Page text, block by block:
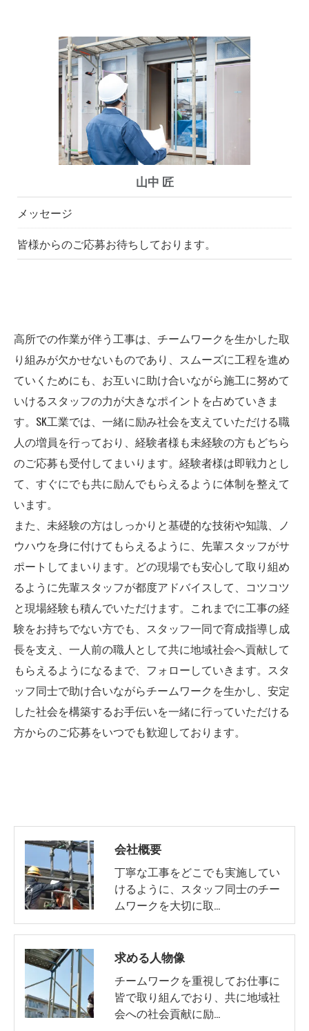
山中 匠
メッセージ
皆様からのご応募お待ちしております。
高所での作業が伴う工事は、チームワークを生かした取
り組みが欠かせないものであり、スムーズに工程を進め
ていくためにも、お互いに助け合いながら施工に努めて
いけるスタッフの力が大きなポイントを占めていきま
す。SK工業では、一緒に励み社会を支えていただける職
人の増員を行っており、経験者様も未経験の方もどちら
のご応募も受付してまいります。経験者様は即戦力とし
て、すぐにでも共に励んでもらえるように体制を整えて
います。
また、未経験の方はしっかりと基礎的な技術や知識、ノ
ウハウを身に付けてもらえるように、先輩スタッフがサ
ポートしてまいります。どの現場でも安心して取り組め
るように先輩スタッフが都度アドバイスして、コツコツ
と現場経験も積んでいただけます。これまでに工事の経
験をお持ちでない方でも、スタッフ一同で育成指導し成
長を支え、一人前の職人として共に地域社会へ貢献して
もらえるようになるまで、フォローしていきます。スタ
ッフ同士で助け合いながらチームワークを生かし、安定
した社会を構築するお手伝いを一緒に行っていただける
方からのご応募をいつでも歓迎しております。
会社概要
丁寧な工事をどこでも実施してい
けるように、スタッフ同士のチー
ムワークを大切に取…
求める人物像
チームワークを重視してお仕事に
皆で取り組んでおり、共に地域社
会への社会貢献に励…